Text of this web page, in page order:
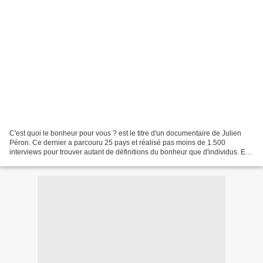
C'est quoi le bonheur pour vous ? est le titre d'un documentaire de Julien
Péron. Ce dernier a parcouru 25 pays et réalisé pas moins de 1.500
interviews pour trouver autant de définitions du bonheur que d'individus. Et,